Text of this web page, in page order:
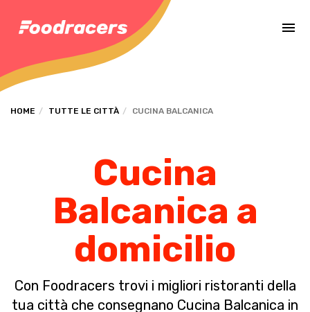
HOME TUTTE LE CITTÀ CUCINA BALCANICA
Cucina
Balcanica a
domicilio
Con Foodracers trovi i migliori ristoranti della
tua città che consegnano Cucina Balcanica in